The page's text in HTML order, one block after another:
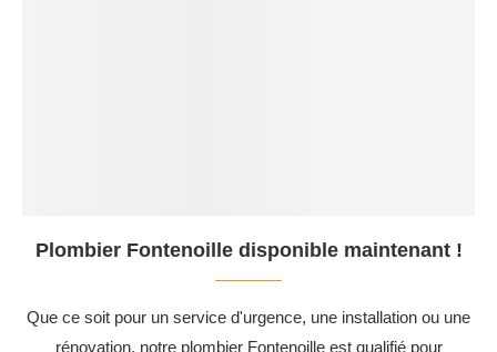
Plombier Fontenoille disponible maintenant !
Que ce soit pour un service d'urgence, une installation ou une
rénovation, notre plombier Fontenoille est qualifié pour